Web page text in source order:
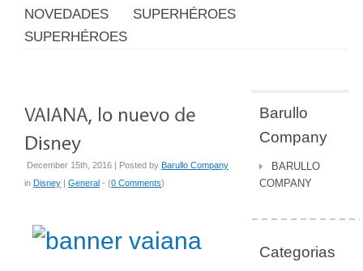
NOVEDADES
SUPERHÉROES
SUPERHÉROES
December 15th, 2016 | Posted by Barullo Company
in Disney | General - (0 Comments)
Barullo
Company
BARULLO
COMPANY
Categorias